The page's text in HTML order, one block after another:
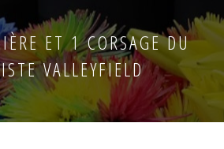
ET 1 CORSAGE DU
VALLEYFIELD